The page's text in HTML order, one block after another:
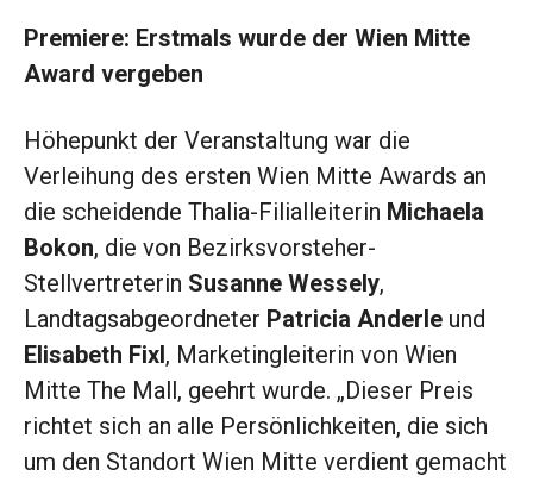
Premiere: Erstmals wurde der Wien Mitte
Award vergeben
Höhepunkt der Veranstaltung war die
Verleihung des ersten Wien Mitte Awards an
die scheidende Thalia-Filialleiterin Michaela
Bokon, die von Bezirksvorsteher-
Stellvertreterin Susanne Wessely,
Landtagsabgeordneter Patricia Anderle und
Elisabeth Fixl, Marketingleiterin von Wien
Mitte The Mall, geehrt wurde. „Dieser Preis
richtet sich an alle Persönlichkeiten, die sich
um den Standort Wien Mitte verdient gemacht